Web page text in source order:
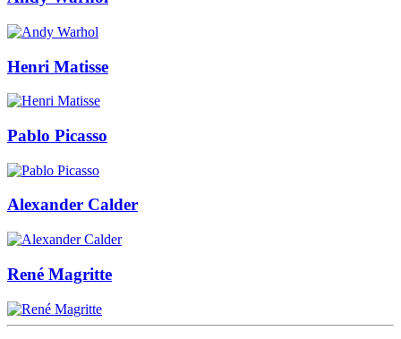
Henri Matisse
Pablo Picasso
Alexander Calder
René Magritte